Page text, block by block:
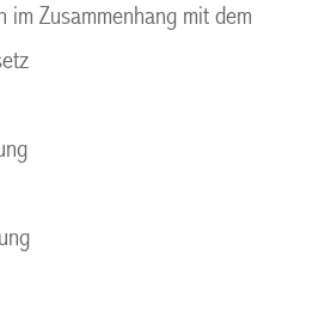
im Zusammenhang mit dem